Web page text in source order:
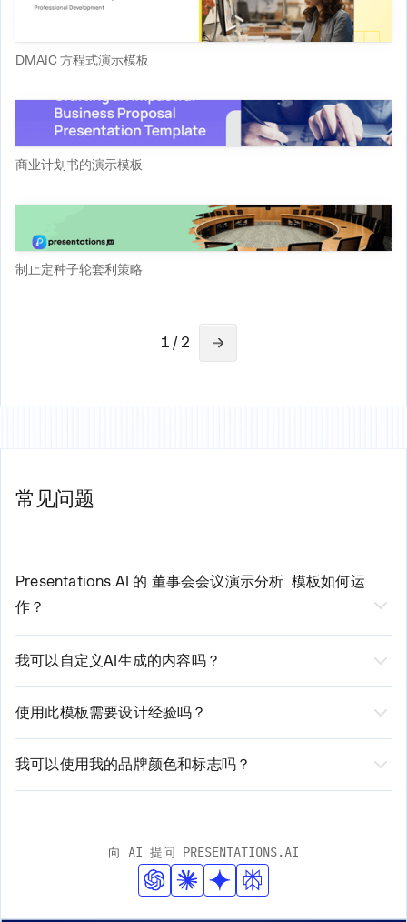
DMAIC 方程式演示模板
商业计划书的演示模板
制止定种子轮套利策略
1 / 2
常见问题
Presentations.AI 的 董事会会议演示分析 模板如何运
作？
我们AI驱动的董事会会议演示模板通过三个简单步
骤简化您的创建流程：
1. 选择模板并输入您的基本要求
2. 我们的AI分析您的输入并生成定制内容
我可以自定义AI生成的内容吗？
是的，当然可以！虽然我们的AI会生成专业品质的初始内
容，但您仍拥有完全的控制权。您可以根据需要编辑文
本、修改布局、调整样式，以及添加或删除部分。我们的
平台既提供自动化建议，也支持手动自定义选项。
使用此模板需要设计经验吗？
无需设计经验！我们由 AI 驱动的平台会自动处理设计元
素。您只需专注于内容，我们确保其呈现专业且精美的效
果。我们的智能设计系统会根据您的内容进行调整，同时
我可以使用我的品牌颜色和标志吗？
是的！我们的模板支持全面的品牌定制。您可以轻松上传
向 AI 提问 PRESENTATIONS.AI